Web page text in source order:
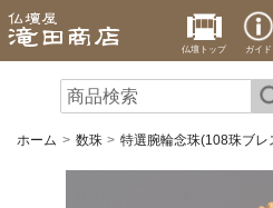
仏壇トップ ガイド
ホーム 数珠 特選腕輪念珠(108珠ブレ